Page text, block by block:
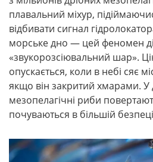
плавальний міхур,
відбивати сигнал
морське дно — цей феномен
«звукорозсіювальний шар».
опускається, коли в небі сяє
якщо він закритий хмарами. У
мезопелагічні риби
почуваються в більшій